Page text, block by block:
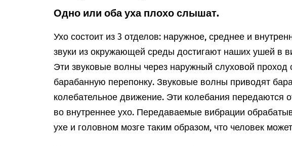
Одно или оба уха плохо слышат.
Ухо состоит из 3 отделов: наружное, среднее и
звуки из окружающей среды достигают наших ушей в
Эти звуковые волны через наружный слуховой
барабанную перепонку. Звуковые волны приводят
колебательное движение. Эти колебания передаются
во внутреннее ухо. Передаваемые вибрации
ухе и головном мозге таким образом, что человек